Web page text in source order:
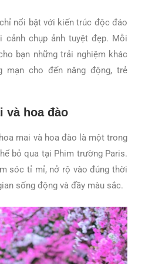
nổi bật với kiến trúc độc đáo
cảnh chụp ảnh tuyệt đẹp. Mỗi
bạn những trải nghiệm khác
mạn cho đến năng động, trẻ
và hoa đào
mai và hoa đào là một trong
bỏ qua tại Phim trường Paris.
sóc tỉ mỉ, nở rộ vào đúng thời
sống động và đầy màu sắc.